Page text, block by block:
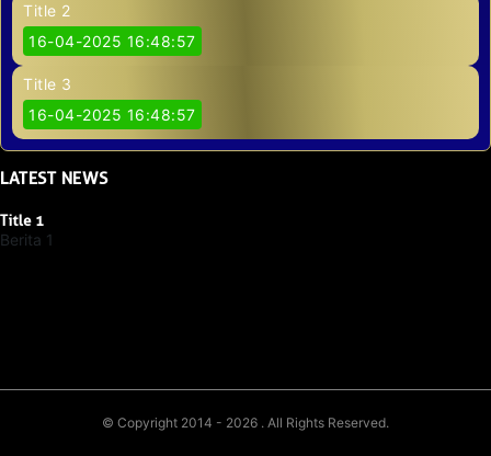
Title 2
16-04-2025 16:48:57
Title 3
16-04-2025 16:48:57
LATESTNEWS
Title 1
Berita 1
© Copyright 2014 - 2026 . All Rights Reserved.